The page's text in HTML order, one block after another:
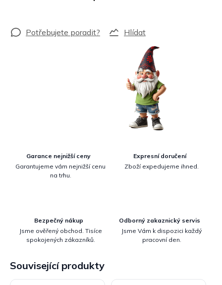
Hlídat
Garance nejnižší ceny
Garantujeme vám nejnižší cenu
na trhu.
Expresní doručení
Zboží expedujeme ihned.
Bezpečný nákup
Jsme ověřený obchod. Tisíce
spokojených zákazníků.
Odborný zakaznický servis
Jsme Vám k dispozici každý
pracovní den.
Související produkty